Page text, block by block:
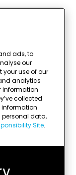
ads, to
our
your use of our
analytics
information
collected
information
personal data,
Site.